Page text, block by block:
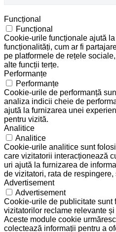
Funcțional
Funcțional
Cookie-urile funcționale ajută
funcționalități, cum ar fi
pe platformele de rețele
alte funcții terțe.
Performanțe
Performanțe
Cookie-urile de performanță
analiza indicii cheie de
ajută la furnizarea unei
pentru vizită.
Analitice
Analitice
Cookie-urile analitice sunt
care vizitatorii interacționează
uri ajută la furnizarea de
de vizitatori, rata de respingere,
Advertisement
Advertisement
Cookie-urile de publicitate sunt
vizitatorilor reclame relevante
Aceste module cookie
colectează informații pentru a